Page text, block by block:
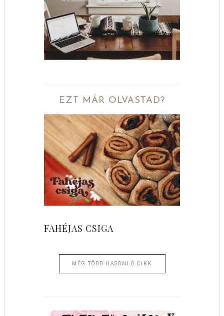
EZT MÁR OLVASTAD?
FAHÉJAS CSIGA
MÉG TÖBB HASONLÓ CIKK